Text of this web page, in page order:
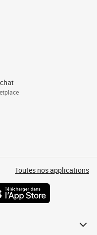
Toutes nos applications